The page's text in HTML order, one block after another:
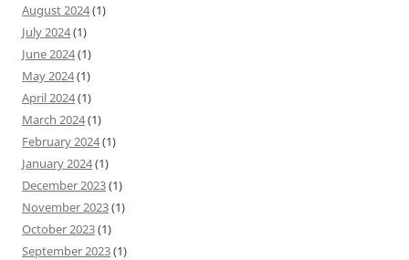
August 2024(1)
July 2024(1)
June 2024(1)
May 2024(1)
April 2024(1)
March 2024(1)
February 2024(1)
January 2024(1)
December 2023(1)
November 2023(1)
October 2023(1)
September 2023(1)